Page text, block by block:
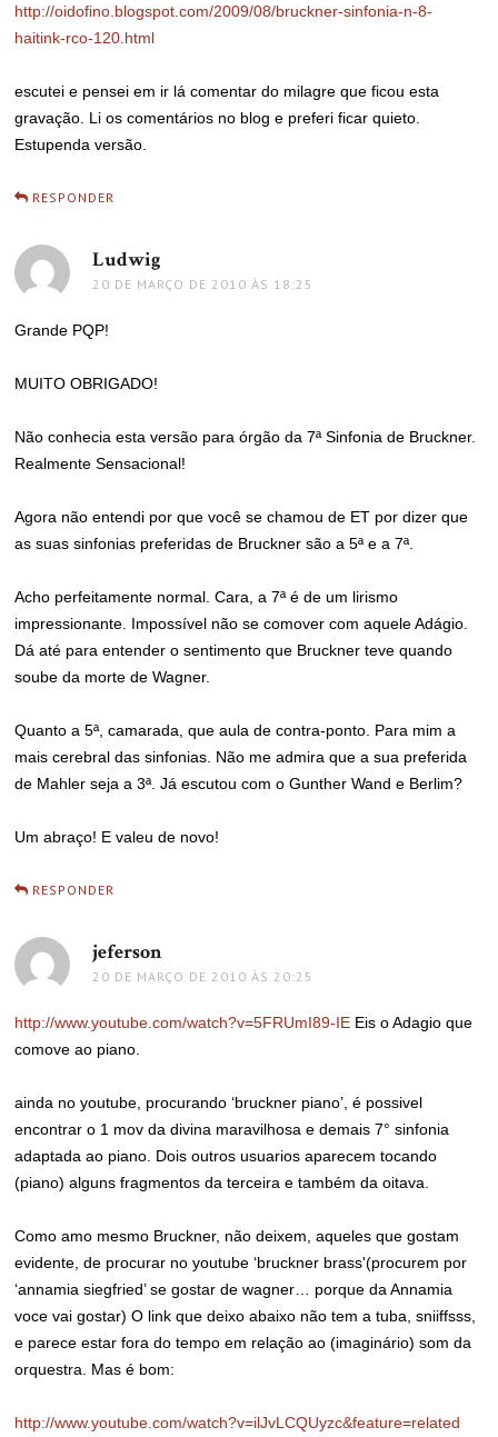
http://oidofino.blogspot.com/2009/08/bruckner-sinfonia-n-8-
haitink-rco-120.html
escutei e pensei em ir lá comentar do milagre que ficou esta
gravação. Li os comentários no blog e preferi ficar quieto.
Estupenda versão.
RESPONDER
Ludwig
20 DE MARÇO DE 2010 ÀS 18:25
Grande PQP!
MUITO OBRIGADO!
Não conhecia esta versão para órgão da 7ª Sinfonia de Bruckner.
Realmente Sensacional!
Agora não entendi por que você se chamou de ET por dizer que
as suas sinfonias preferidas de Bruckner são a 5ª e a 7ª.
Acho perfeitamente normal. Cara, a 7ª é de um lirismo
impressionante. Impossível não se comover com aquele Adágio.
Dá até para entender o sentimento que Bruckner teve quando
soube da morte de Wagner.
Quanto a 5ª, camarada, que aula de contra-ponto. Para mim a
mais cerebral das sinfonias. Não me admira que a sua preferida
de Mahler seja a 3ª. Já escutou com o Gunther Wand e Berlim?
Um abraço! E valeu de novo!
RESPONDER
jeferson
20 DE MARÇO DE 2010 ÀS 20:25
http://www.youtube.com/watch?v=5FRUmI89-IE Eis o Adagio que
comove ao piano.
ainda no youtube, procurando ‘bruckner piano’, é possivel
encontrar o 1 mov da divina maravilhosa e demais 7° sinfonia
adaptada ao piano. Dois outros usuarios aparecem tocando
(piano) alguns fragmentos da terceira e também da oitava.
Como amo mesmo Bruckner, não deixem, aqueles que gostam
evidente, de procurar no youtube ‘bruckner brass'(procurem por
‘annamia siegfried’ se gostar de wagner… porque da Annamia
voce vai gostar) O link que deixo abaixo não tem a tuba, sniiffsss,
e parece estar fora do tempo em relação ao (imaginário) som da
orquestra. Mas é bom:
http://www.youtube.com/watch?v=ilJvLCQUyzc&feature=related